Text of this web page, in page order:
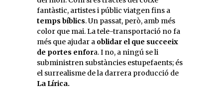
fantàstic, artistes i públic viatgen fins a
temps bíblics. Un passat, però, amb més
color que mai. La tele-transportació no fa
més que ajudar a oblidar el que succeeix
de portes enfora. I no, a ningú se li
subministren substàncies estupefaents; és
el surrealisme de la darrera producció de
La Lírica.